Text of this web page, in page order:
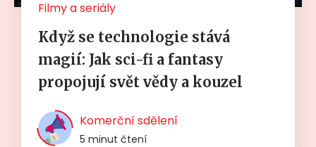
Filmy a seriály
Když se technologie stává
magií: Jak sci-fi a fantasy
propojují svět vědy a kouzel
Komerční sdělení
5 minut čtení